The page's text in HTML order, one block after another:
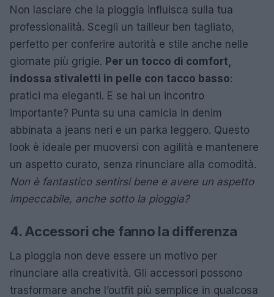
Non lasciare che la pioggia influisca sulla tua
professionalità. Scegli un tailleur ben tagliato,
perfetto per conferire autorità e stile anche nelle
giornate più grigie. Per un tocco di comfort,
indossa stivaletti in pelle con tacco basso:
pratici ma eleganti. E se hai un incontro
importante? Punta su una camicia in denim
abbinata a jeans neri e un parka leggero. Questo
look è ideale per muoversi con agilità e mantenere
un aspetto curato, senza rinunciare alla comodità.
Non è fantastico sentirsi bene e avere un aspetto
impeccabile, anche sotto la pioggia?
4. Accessori che fanno la differenza
La pioggia non deve essere un motivo per
rinunciare alla creatività. Gli accessori possono
trasformare anche l’outfit più semplice in qualcosa